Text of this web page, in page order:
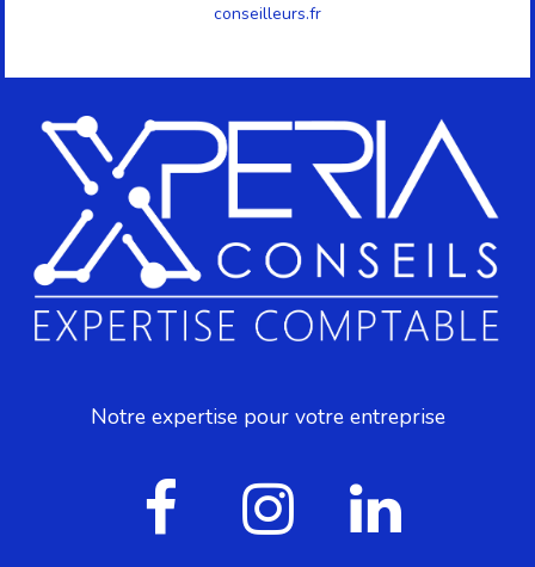
Notre expertise pour votre entreprise
conseilleurs.fr